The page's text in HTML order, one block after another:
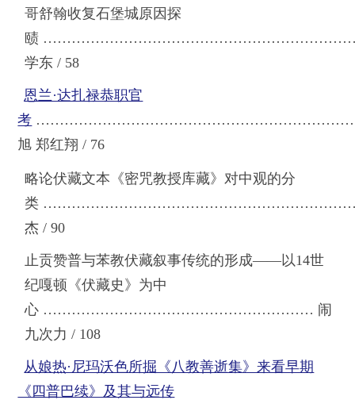
哥舒翰收复石堡城原因探
赜
学东 / 58
恩兰·达扎禄恭职官
考
旭 郑红翔 / 76
略论伏藏文本《密咒教授库藏》对中观的分
类
杰 / 90
止贡赞普与苯教伏藏叙事传统的形成——以14世
纪嘎顿《伏藏史》为中
心 ………………………………………………… 闹
九次力 / 108
从娘热·尼玛沃色所掘《八教善逝集》来看早期
《四普巴续》及其与远传